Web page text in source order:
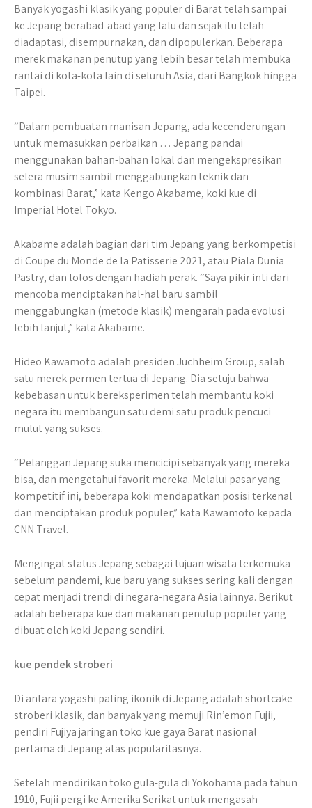
Banyak yogashi klasik yang populer di Barat telah sampai
ke Jepang berabad-abad yang lalu dan sejak itu telah
diadaptasi, disempurnakan, dan dipopulerkan. Beberapa
merek makanan penutup yang lebih besar telah membuka
rantai di kota-kota lain di seluruh Asia, dari Bangkok hingga
Taipei.
“Dalam pembuatan manisan Jepang, ada kecenderungan
untuk memasukkan perbaikan … Jepang pandai
menggunakan bahan-bahan lokal dan mengekspresikan
selera musim sambil menggabungkan teknik dan
kombinasi Barat,” kata Kengo Akabame, koki kue di
Imperial Hotel Tokyo.
Akabame adalah bagian dari tim Jepang yang berkompetisi
di Coupe du Monde de la Patisserie 2021, atau Piala Dunia
Pastry, dan lolos dengan hadiah perak. “Saya pikir inti dari
mencoba menciptakan hal-hal baru sambil
menggabungkan (metode klasik) mengarah pada evolusi
lebih lanjut,” kata Akabame.
Hideo Kawamoto adalah presiden Juchheim Group, salah
satu merek permen tertua di Jepang. Dia setuju bahwa
kebebasan untuk bereksperimen telah membantu koki
negara itu membangun satu demi satu produk pencuci
mulut yang sukses.
“Pelanggan Jepang suka mencicipi sebanyak yang mereka
bisa, dan mengetahui favorit mereka. Melalui pasar yang
kompetitif ini, beberapa koki mendapatkan posisi terkenal
dan menciptakan produk populer,” kata Kawamoto kepada
CNN Travel.
Mengingat status Jepang sebagai tujuan wisata terkemuka
sebelum pandemi, kue baru yang sukses sering kali dengan
cepat menjadi trendi di negara-negara Asia lainnya. Berikut
adalah beberapa kue dan makanan penutup populer yang
dibuat oleh koki Jepang sendiri.
kue pendek stroberi
Di antara yogashi paling ikonik di Jepang adalah shortcake
stroberi klasik, dan banyak yang memuji Rin’emon Fujii,
pendiri Fujiya jaringan toko kue gaya Barat nasional
pertama di Jepang atas popularitasnya.
Setelah mendirikan toko gula-gula di Yokohama pada tahun
1910, Fujii pergi ke Amerika Serikat untuk mengasah